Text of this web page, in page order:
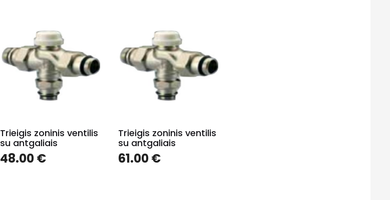
Trieigis zoninis ventilis
su antgaliais
48.00€
Trieigis zoninis ventilis
su antgaliais
61.00€